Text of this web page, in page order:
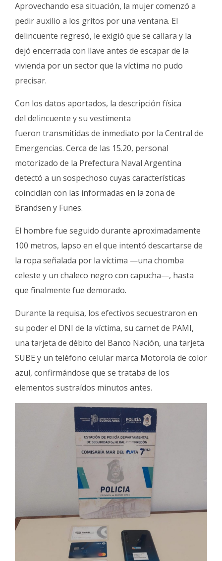
Aprovechando esa situación, la mujer comenzó a
pedir auxilio a los gritos por una ventana. El
delincuente regresó, le exigió que se callara y la
dejó encerrada con llave antes de escapar de la
vivienda por un sector que la víctima no pudo
precisar.
Con los datos aportados, la descripción física
del delincuente y su vestimenta
fueron transmitidas de inmediato por la Central de
Emergencias. Cerca de las 15.20, personal
motorizado de la Prefectura Naval Argentina
detectó a un sospechoso cuyas características
coincidían con las informadas en la zona de
Brandsen y Funes.
El hombre fue seguido durante aproximadamente
100 metros, lapso en el que intentó descartarse de
la ropa señalada por la víctima —una chomba
celeste y un chaleco negro con capucha—, hasta
que finalmente fue demorado.
Durante la requisa, los efectivos secuestraron en
su poder el DNI de la víctima, su carnet de PAMI,
una tarjeta de débito del Banco Nación, una tarjeta
SUBE y un teléfono celular marca Motorola de color
azul, confirmándose que se trataba de los
elementos sustraídos minutos antes.